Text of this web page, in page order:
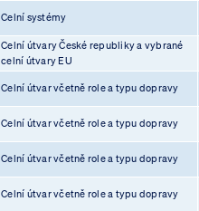
Celní systémy
Celní útvary České republiky a vybrané
celní útvary EU
Celní útvar včetně role a typu dopravy
Celní útvar včetně role a typu dopravy
Celní útvar včetně role a typu dopravy
Celní útvar včetně role a typu dopravy